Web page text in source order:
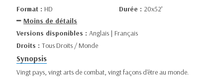
Format : HD Durée : 20x52’
Moins de détails
Versions disponibles : Anglais | Français
Droits : Tous Droits / Monde
Synopsis
Vingt pays, vingt arts de combat, vingt façons d'être au monde.